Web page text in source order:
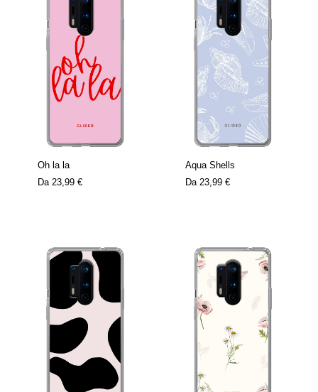
Oh la la
Da 23,99 €
Aqua Shells
Da 23,99 €